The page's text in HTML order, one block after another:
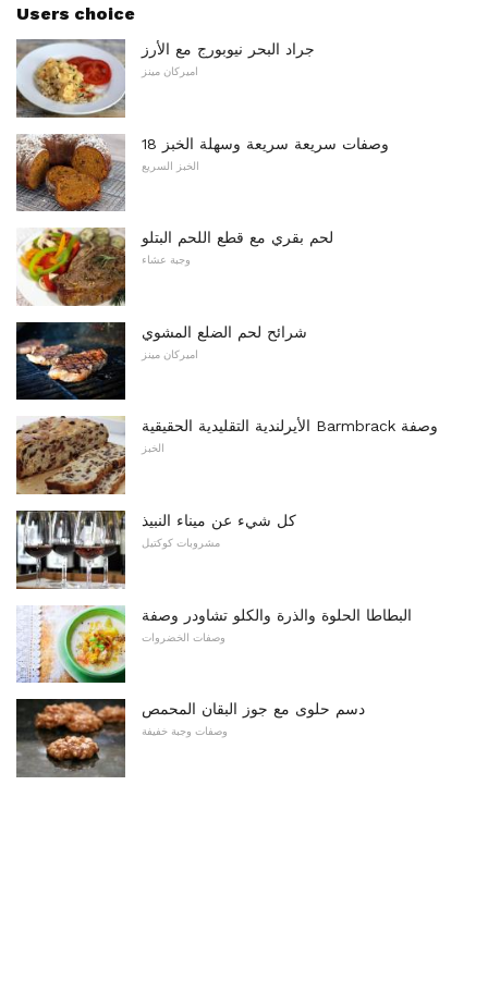
Users choice
جراد البحر نيوبورج مع الأرز
اميركان مينز
18 وصفات سريعة سريعة وسهلة الخبز
الخبز السريع
لحم بقري مع قطع اللحم البتلو
وجبة عشاء
شرائح لحم الضلع المشوي
اميركان مينز
الأيرلندية التقليدية الحقيقية Barmbrack وصفة
الخبز
كل شيء عن ميناء النبيذ
مشروبات كوكتيل
البطاطا الحلوة والذرة والكلو تشاودر وصفة
وصفات الخضروات
دسم حلوى مع جوز البقان المحمص
وصفات وجبة خفيفة